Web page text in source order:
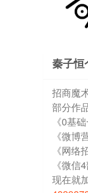
秦子恒
招商魔
部分作
《0基
《微博
《网络
《微信
现在就